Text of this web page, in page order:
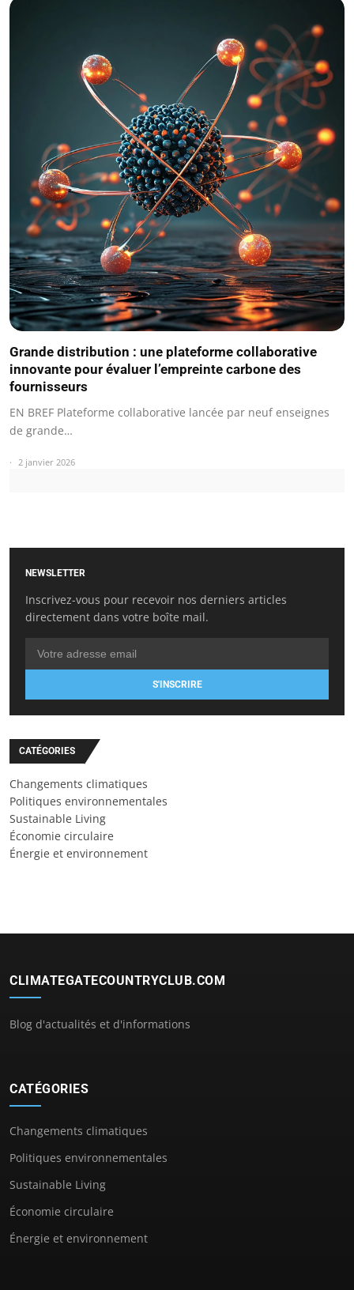
Grande distribution : une plateforme collaborative
innovante pour évaluer l’empreinte carbone des
fournisseurs
EN BREF Plateforme collaborative lancée par neuf enseignes
de grande…
2 janvier 2026
NEWSLETTER
Inscrivez-vous pour recevoir nos derniers articles
directement dans votre boîte mail.
S'INSCRIRE
CATÉGORIES
Changements climatiques
Politiques environnementales
Sustainable Living
Économie circulaire
Énergie et environnement
CLIMATEGATECOUNTRYCLUB.COM
Blog d'actualités et d'informations
CATÉGORIES
Changements climatiques
Politiques environnementales
Sustainable Living
Économie circulaire
Énergie et environnement